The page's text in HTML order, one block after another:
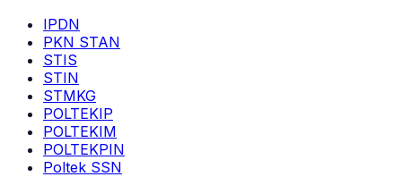
IPDN
PKN STAN
STIS
STIN
STMKG
POLTEKIP
POLTEKIM
POLTEKPIN
Poltek SSN